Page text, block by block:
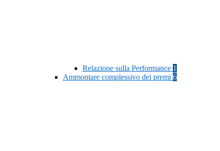
Relazione sulla Performance 1
Ammontare complessivo dei premi 6